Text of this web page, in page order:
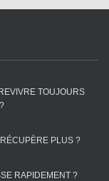
TOUJOURS
PLUS ?
RAPIDEMENT ?